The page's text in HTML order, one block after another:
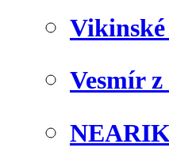
Vikinské
Vesmír